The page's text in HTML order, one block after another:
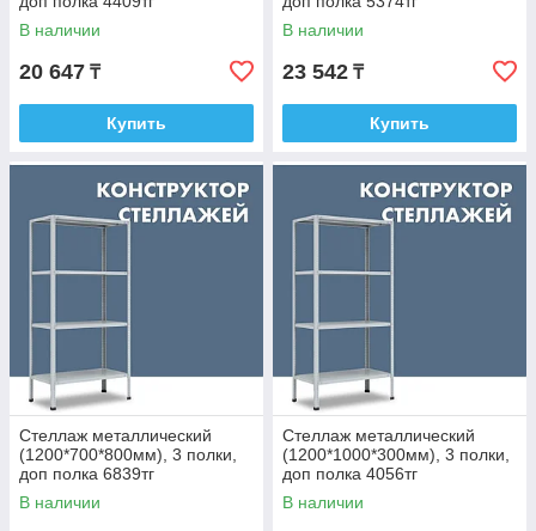
В наличии
20 647 ₸
Купить
В наличии
23 542 ₸
Купить
Стеллаж металлический
(1200*700*800мм), 3 полки,
доп полка 6839тг
В наличии
Стеллаж металлический
(1200*1000*300мм), 3 полки,
доп полка 4056тг
В наличии